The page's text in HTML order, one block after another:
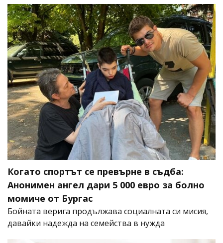
Когато спортът се превърне в съдба:
Анонимен ангел дари 5 000 евро за болно
момиче от Бургас
Бойната верига продължава социалната си мисия,
давайки надежда на семейства в нужда